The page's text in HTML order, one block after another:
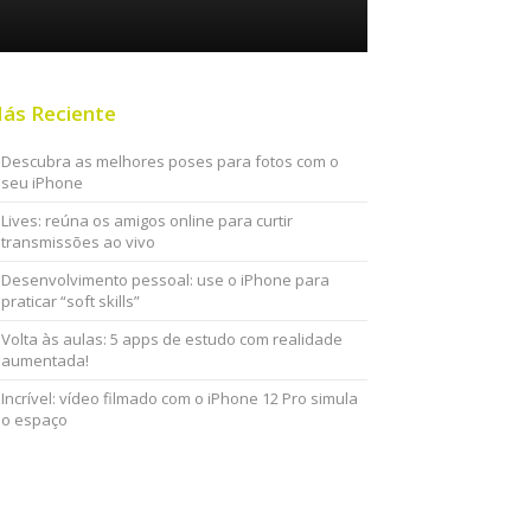
Reciente
Descubra as melhores poses para fotos com o
seu iPhone
Lives: reúna os amigos online para curtir
transmissões ao vivo
Desenvolvimento pessoal: use o iPhone para
praticar “soft skills”
Volta às aulas: 5 apps de estudo com realidade
aumentada!
Incrível: vídeo filmado com o iPhone 12 Pro simula
o espaço